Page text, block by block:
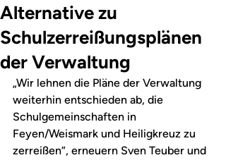
Alternative zu
Schulzerreißungsplänen
der Verwaltung
„Wir lehnen die Pläne der Verwaltung
weiterhin entschieden ab, die
Schulgemeinschaften in
Feyen/Weismark und Heiligkreuz zu
zerreißen“, erneuern Sven Teuber und